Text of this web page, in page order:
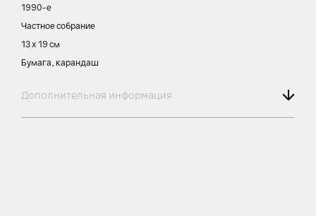
1990-е
Частное собрание
13 х 19 см
Бумага, карандаш
Дополнительная информация